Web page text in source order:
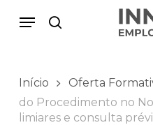
search
Menu
Cesto de
Início Oferta
do Procedimento no
limiares e consulta